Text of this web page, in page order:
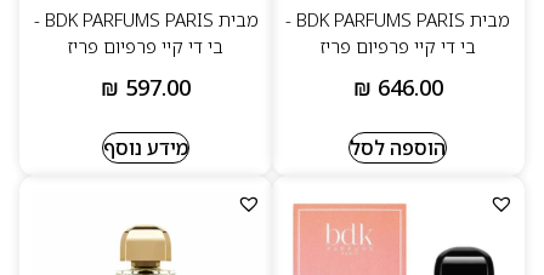
מבית BDK PARFUMS PARIS -
בי די קיי פרפיום פריז
₪ 646.00
הוספה לסל
מבית BDK PARFUMS PARIS -
בי די קיי פרפיום פריז
₪ 597.00
מידע נוסף